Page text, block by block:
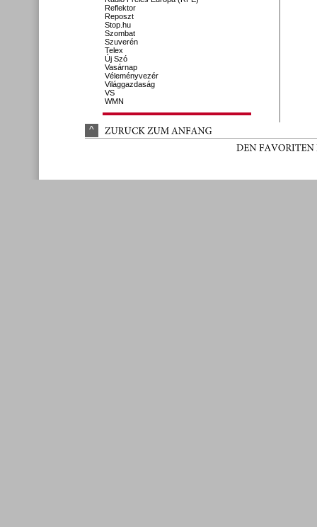
Reflektor
Reposzt
Stop.hu
Szombat
Szuverén
Telex
Új Szó
Vasárnap
Véleményvezér
Világgazdaság
VS
WMN
^ ZURÜCK ZUM ANFANG
DEN FAVORITEN